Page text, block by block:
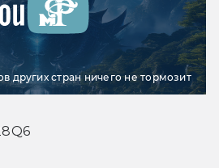
других стран ничего не тормозит